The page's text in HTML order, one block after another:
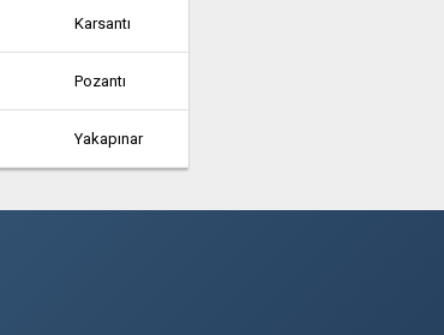
Karsantı
Pozantı
Yakapınar